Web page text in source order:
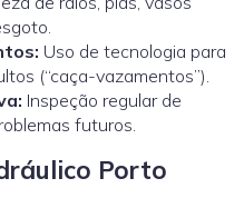
Uso de tecnologia para
(“caça-vazamentos”).
Inspeção regular de
futuros.
Porto